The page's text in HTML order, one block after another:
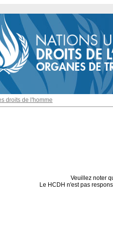
droits de l'homme
Veuillez noter
Le HCDH n'est pas